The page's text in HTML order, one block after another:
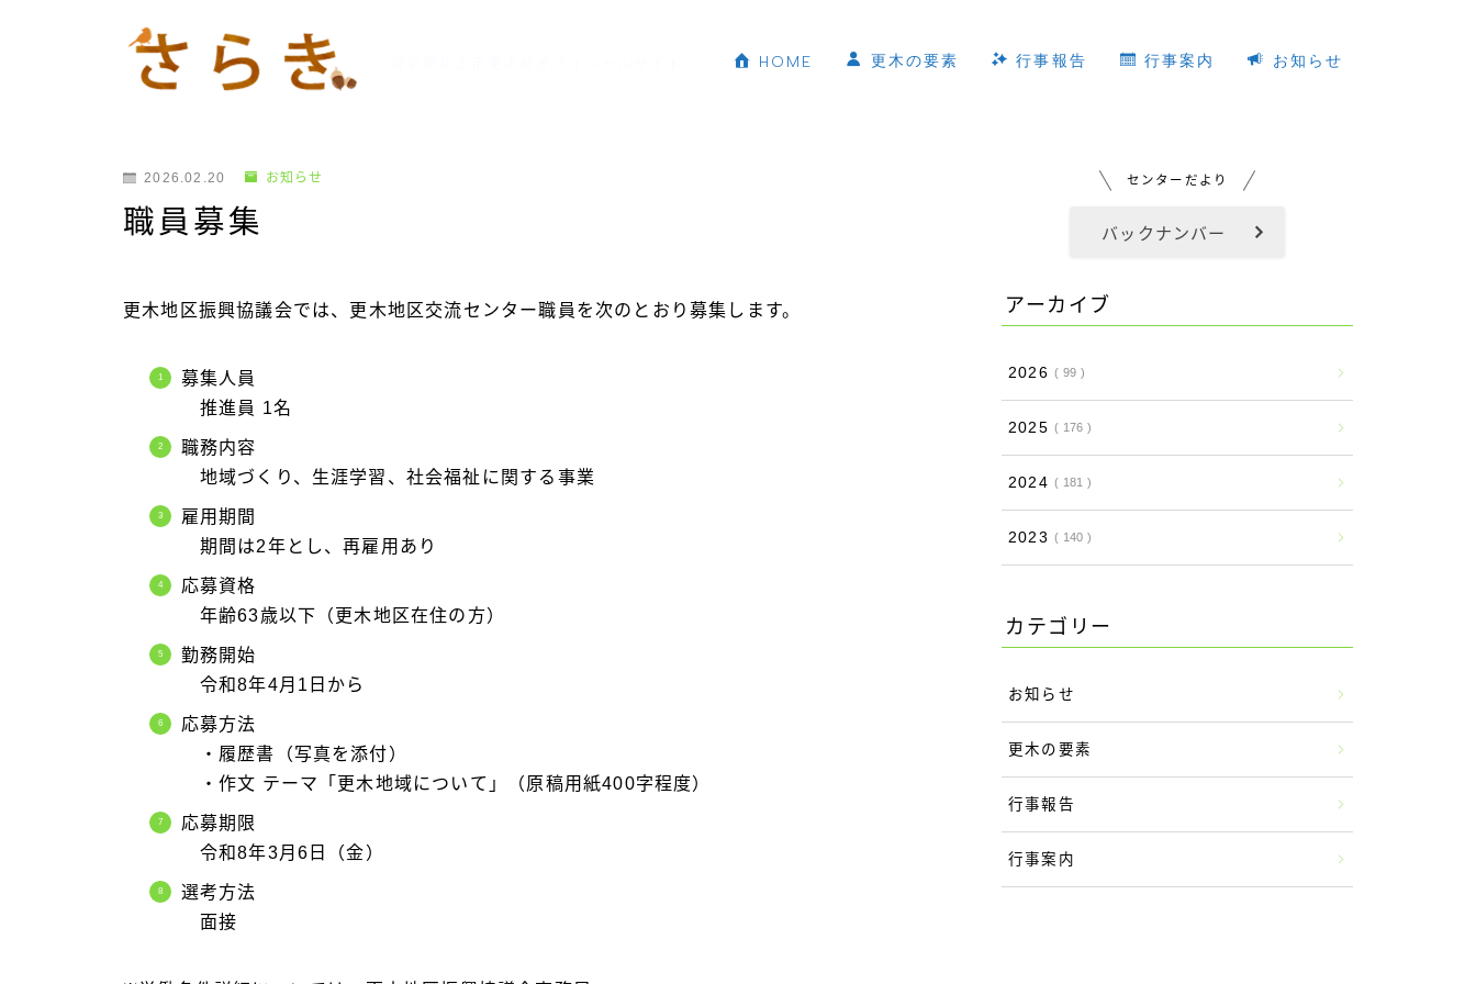
HOME 更木の要素 行事報告 行事案内 お知らせ
2026.02.20 お知らせ
職員募集
更木地区振興協議会では、更木地区交流センター職員を次のとおり募集します。
募集人員
推進員 1名
職務内容
地域づくり、生涯学習、社会福祉に関する事業
雇用期間
期間は2年とし、再雇用あり
応募資格
年齢63歳以下（更木地区在住の方）
勤務開始
令和8年4月1日から
応募方法
・履歴書（写真を添付）
・作文 テーマ「更木地域について」（原稿用紙400字程度）
応募期限
令和8年3月6日（金）
選考方法
面接
センターだより
バックナンバー
アーカイブ
2026 99
2025 176
2024 181
2023 140
カテゴリー
お知らせ
更木の要素
行事報告
行事案内